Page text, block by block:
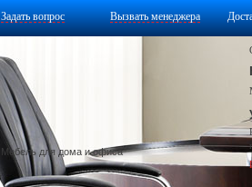
Задать вопрос Вызвать менеджера
Мебель для дома и офиса